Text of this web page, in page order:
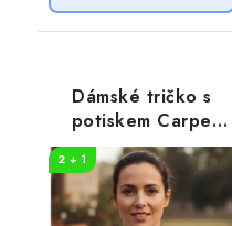
Dámské tričko s
potiskem Carpe
diem
2 + 1